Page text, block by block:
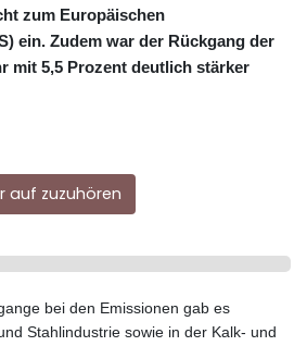
zum Europäischen
ein. Zudem war der Rückgang der
mit 5,5 Prozent deutlich stärker
auf zuzuhören
bei den Emissionen gab es
Stahlindustrie sowie in der Kalk- und